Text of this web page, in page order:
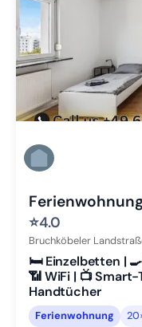
⭐4.0
Bruchköbeler
🛏️ Einzelbetten |
📶 WiFi | 📺
Handtücher
Ferienwohnung